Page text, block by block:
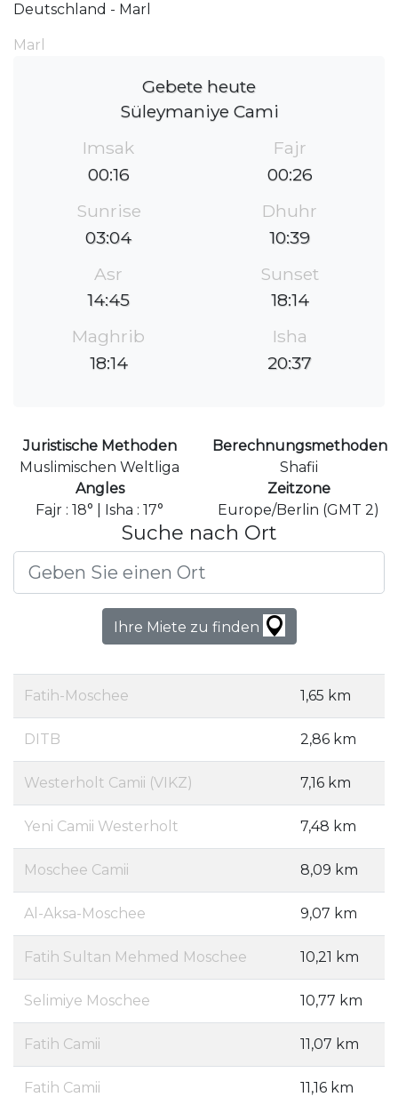
Deutschland - Marl
Marl
Gebete heute
Süleymaniye Cami
Imsak
00:16
Fajr
00:26
Sunrise
03:04
Dhuhr
10:39
Asr
14:45
Sunset
18:14
Maghrib
18:14
Isha
20:37
Juristische Methoden
Muslimischen Weltliga
Berechnungsmethoden
Shafii
Angles
Fajr : 18° | Isha : 17°
Zeitzone
Europe/Berlin (GMT 2)
Suche nach Ort
Ihre Miete zu finden
Fatih-Moschee 1,65 km
DITB 2,86 km
Westerholt Camii (VIKZ) 7,16 km
Yeni Camii Westerholt 7,48 km
Moschee Camii 8,09 km
Al-Aksa-Moschee 9,07 km
Fatih Sultan Mehmed Moschee 10,21 km
Selimiye Moschee 10,77 km
Fatih Camii 11,07 km
Fatih Camii 11,16 km